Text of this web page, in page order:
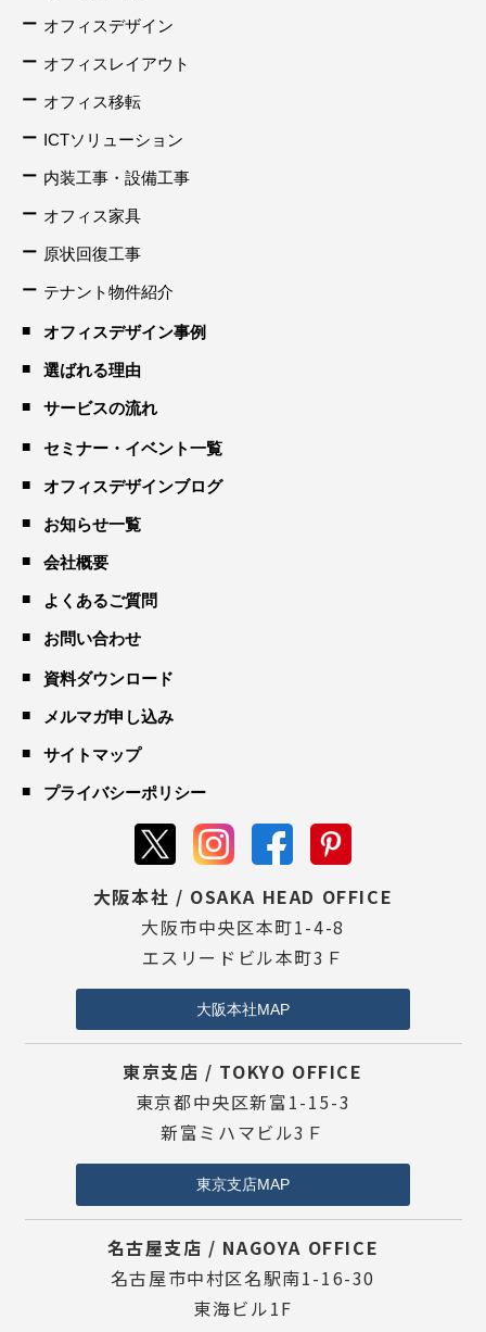
オフィスデザイン
オフィスレイアウト
オフィス移転
ICTソリューション
内装工事・設備工事
オフィス家具
原状回復工事
テナント物件紹介
オフィスデザイン事例
選ばれる理由
サービスの流れ
セミナー・イベント一覧
オフィスデザインブログ
お知らせ一覧
会社概要
よくあるご質問
お問い合わせ
資料ダウンロード
メルマガ申し込み
サイトマップ
プライバシーポリシー
大阪本社 / OSAKA HEAD OFFICE
大阪市中央区本町1-4-8
エスリードビル本町3Ｆ
大阪本社MAP
東京支店 / TOKYO OFFICE
東京都中央区新富1-15-3
新富ミハマビル3Ｆ
東京支店MAP
名古屋支店 / NAGOYA OFFICE
名古屋市中村区名駅南1-16-30
東海ビル1F